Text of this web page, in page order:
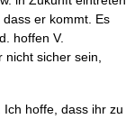
er kommt. Es
hoffen V.
sicher sein,
hoffe, dass ihr zu